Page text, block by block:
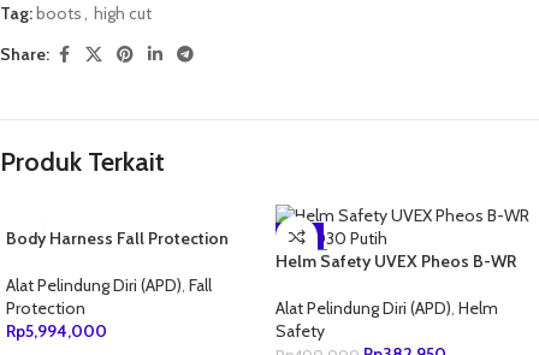
Tag:boots
high cut
Share:
Produk Terkait
Body Harness Fall Protection
Hook
Alat Pelindung Diri (APD), Fall
Protection
Rp5,994,000
-4%
NEW
Helm Safety UVEX Pheos B-WR
Alat Pelindung Diri (APD), Helm
Safety